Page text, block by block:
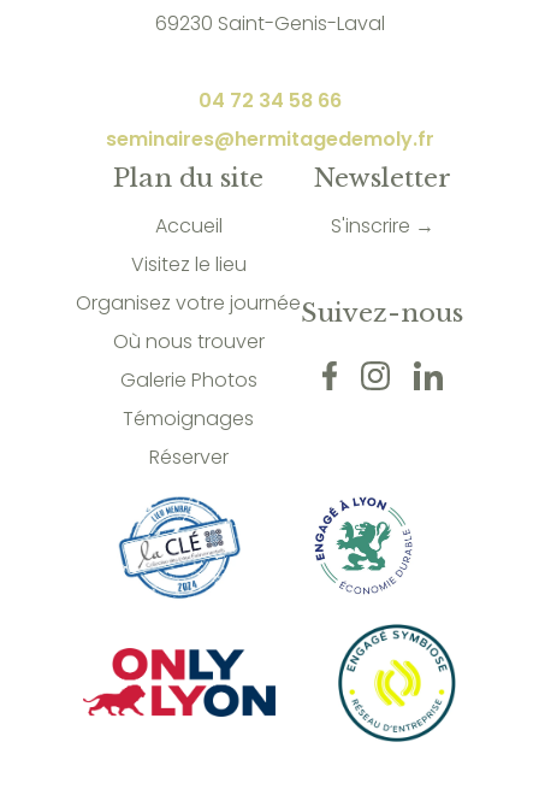
69230 Saint-Genis-Laval
04 72 34 58 66
seminaires@hermitagedemoly.fr
Plan du site
Accueil
Visitez le lieu
Organisez votre journée
Où nous trouver
Galerie Photos
Témoignages
Réserver
Newsletter
S'inscrire →
Suivez-nous